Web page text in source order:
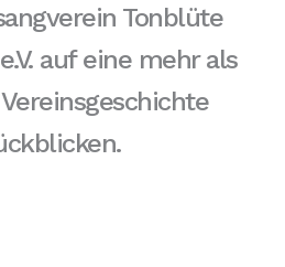
Tonblüte
auf eine mehr als